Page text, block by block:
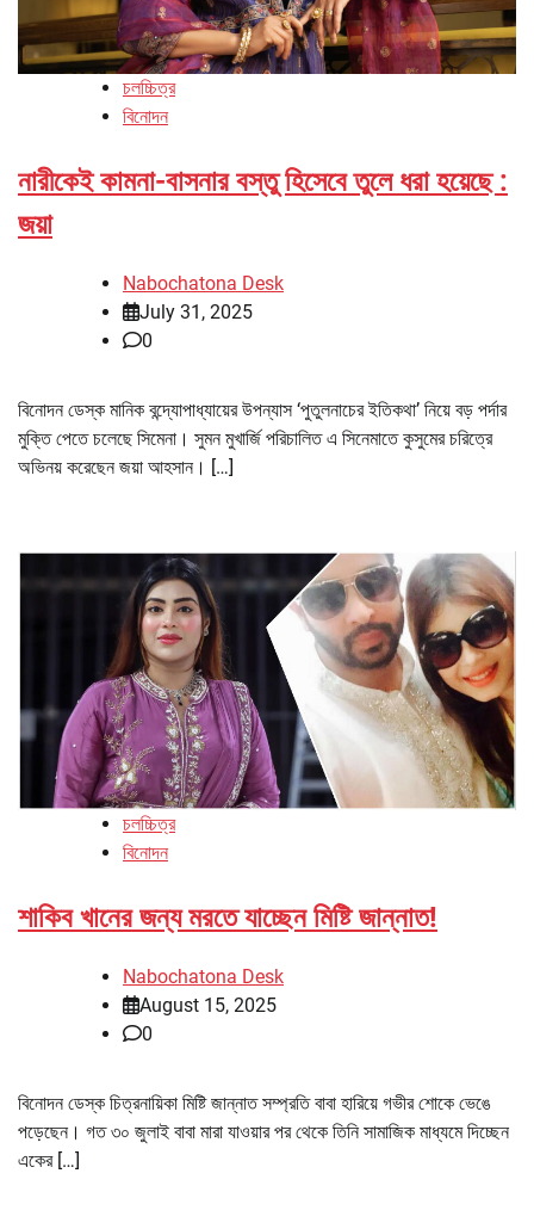
চলচ্চিত্র
বিনোদন
নারীকেই কামনা-বাসনার বস্তু হিসেবে তুলে ধরা হয়েছে :
জয়া
Nabochatona Desk
July 31, 2025
0
বিনোদন ডেস্ক মানিক বন্দ্যোপাধ্যায়ের উপন্যাস ‘পুতুলনাচের ইতিকথা’ নিয়ে বড় পর্দার
মুক্তি পেতে চলেছে সিমেনা। সুমন মুখার্জি পরিচালিত এ সিনেমাতে কুসুমের চরিত্রে
অভিনয় করেছেন জয়া আহসান। […]
চলচ্চিত্র
বিনোদন
শাকিব খানের জন্য মরতে যাচ্ছেন মিষ্টি জান্নাত!
Nabochatona Desk
August 15, 2025
0
বিনোদন ডেস্ক চিত্রনায়িকা মিষ্টি জান্নাত সম্প্রতি বাবা হারিয়ে গভীর শোকে ভেঙে
পড়েছেন। গত ৩০ জুলাই বাবা মারা যাওয়ার পর থেকে তিনি সামাজিক মাধ্যমে দিচ্ছেন
একের […]